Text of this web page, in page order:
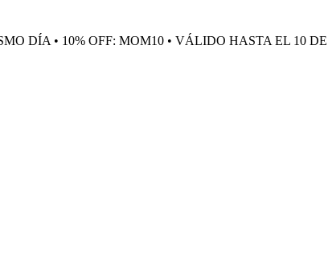
DÍA • 10% OFF: MOM10 • VÁLIDO HASTA EL 10